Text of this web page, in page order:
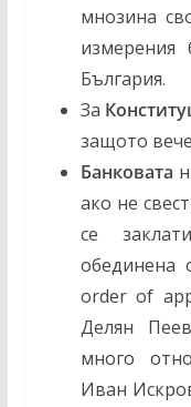
мнозина
измерения
България.
За
защото
Банковата
ако не
се
обединена
order of
Делян
много
Иван